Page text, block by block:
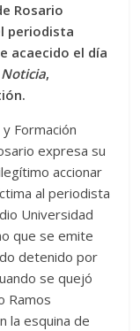
Rosario
periodista
acaecido el día
,
Formación
expresa su
accionar
al periodista
Universidad
que se emite
detenido por
se quejó
Ramos
la esquina de